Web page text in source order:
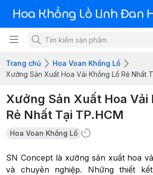
Hoa Khổng Lồ Linh Đan
Trang chủ
Hoa Voan Khổng Lồ
Xưởng Sản Xuất Hoa Vải Khổng Lồ Rẻ Nhất
Xưởng Sản Xuất Hoa Vải
Rẻ Nhất Tại TP.HCM
Hoa Voan Khổng Lồ
SN Concept là xưởng sản xuất hoa
và chuyên nghiệp. Những thiết